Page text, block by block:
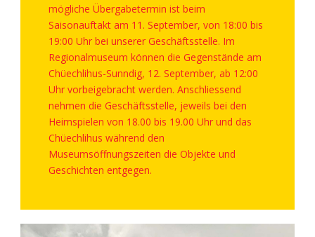
mögliche Übergabetermin ist beim
Saisonauftakt am 11. September, von 18:00 bis
19:00 Uhr bei unserer Geschäftsstelle. Im
Regionalmuseum können die Gegenstände am
Chüechlihus-Sunndig, 12. September, ab 12:00
Uhr vorbeigebracht werden. Anschliessend
nehmen die Geschäftsstelle, jeweils bei den
Heimspielen von 18.00 bis 19.00 Uhr und das
Chüechlihus während den
Museumsöffnungszeiten die Objekte und
Geschichten entgegen.